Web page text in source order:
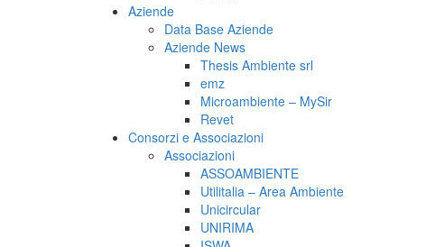
Aziende
Data Base Aziende
Aziende News
Thesis Ambiente srl
emz
Microambiente – MySir
Revet
Consorzi e Associazioni
Associazioni
ASSOAMBIENTE
Utilitalia – Area Ambiente
Unicircular
UNIRIMA